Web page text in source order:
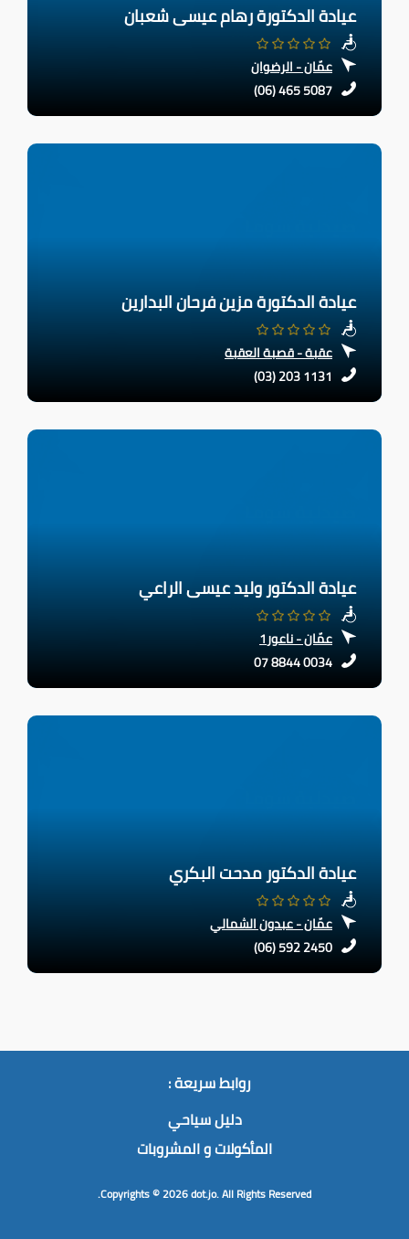
عيادة الدكتورة رهام عيسى شعبان
عمّان - الرضوان
(06) 465 5087
عيادة الدكتورة مزين فرحان البدارين
عقبة - قصبة العقبة
(03) 203 1131
عيادة الدكتور وليد عيسى الراعي
عمّان - ناعور1
07 8844 0034
عيادة الدكتور مدحت البكري
عمّان - عبدون الشمالي
(06) 592 2450
روابط سريعة :
دليل سياحي
المأكولات و المشروبات
Copyrights © 2026dot.jo.All Rights Reserved.